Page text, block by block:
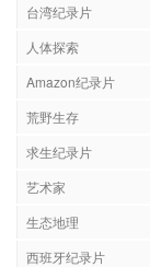
台湾纪录片
人体探索
Amazon纪录片
荒野生存
求生纪录片
艺术家
生态地理
西班牙纪录片